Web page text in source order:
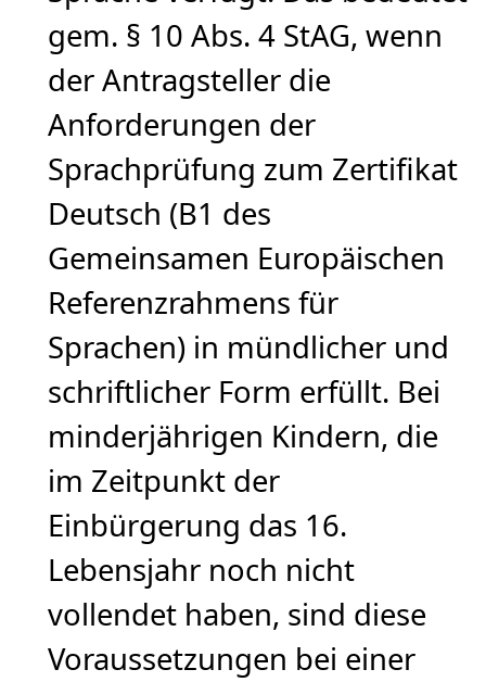
gem. § 10 Abs. 4 StAG, wenn
der Antragsteller die
Anforderungen der
Sprachprüfung zum Zertifikat
Deutsch (B1 des
Gemeinsamen Europäischen
Referenzrahmens für
Sprachen) in mündlicher und
schriftlicher Form erfüllt. Bei
minderjährigen Kindern, die
im Zeitpunkt der
Einbürgerung das 16.
Lebensjahr noch nicht
vollendet haben, sind diese
Voraussetzungen bei einer